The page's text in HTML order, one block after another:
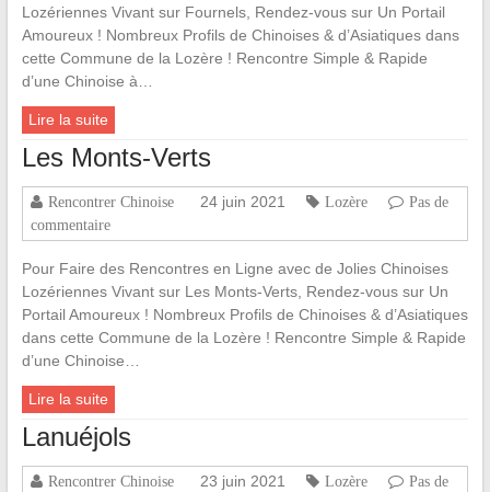
Lozériennes Vivant sur Fournels, Rendez-vous sur Un Portail
Amoureux ! Nombreux Profils de Chinoises & d’Asiatiques dans
cette Commune de la Lozère ! Rencontre Simple & Rapide
d’une Chinoise à…
Lire la suite
Les Monts-Verts
Rencontrer Chinoise 24 juin 2021 Lozère
Pas de
commentaire
Pour Faire des Rencontres en Ligne avec de Jolies Chinoises
Lozériennes Vivant sur Les Monts-Verts, Rendez-vous sur Un
Portail Amoureux ! Nombreux Profils de Chinoises & d’Asiatiques
dans cette Commune de la Lozère ! Rencontre Simple & Rapide
d’une Chinoise…
Lire la suite
Lanuéjols
Rencontrer Chinoise 23 juin 2021 Lozère
Pas de